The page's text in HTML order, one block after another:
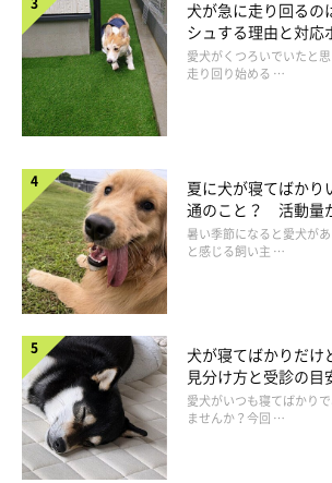
成長期に骨を痛めると、骨格形成にも影響
要です。
生まれてから8～18カ月で全身の骨格が
小型犬は8～10カ月、中型犬は10～12カ月
月かけて成犬の大きさに成長し、体の完成
ます。ただし、骨格は完成しても骨密度は成
なりきっていません。とくにこの時期、小型
に比べて骨密度が低いので、骨折などに注意
う。
犬が急に走り回る
シュする理由と対応
愛犬がくつろいでいたと
走り回り始める …
夏に犬が寝てばかり
通のこと？ 活動量
は
暑い季節になると愛犬が
と感じる飼い主 …
犬が寝てばかりだけ
見分け方と受診の目
愛犬がいつも寝てばかり
ませんか？今回 …